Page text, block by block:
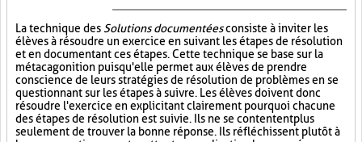
La technique des Solutions documentéesconsiste à inviter les
élèves à résoudre un exercice en suivant les étapes de résolution
et en documentant ces étapes. Cette technique se base sur la
métacagonition puisqu'elle permet aux élèves de prendre
conscience de leurs stratégies de résolution de problèmes en se
questionnant sur les étapes à suivre. Les élèves doivent donc
résoudre l'exercice en explicitant clairement pourquoi chacune
des étapes de résolution est suivie. Ils ne se contentent plus
seulement de trouver la bonne réponse. Ils réfléchissent plutôt à